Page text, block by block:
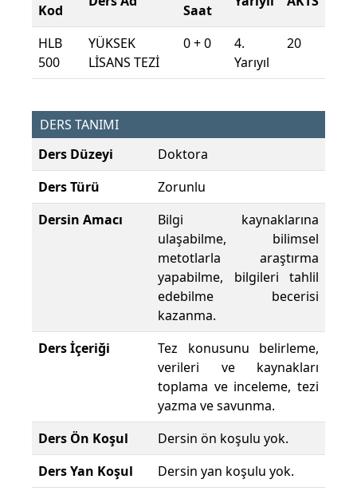
Kod
Saat
HLB
500
YÜKSEK
LİSANS TEZİ
0 + 0
4.
Yarıyıl
20
DERS TANIMI
Ders Düzeyi
Doktora
Ders Türü
Zorunlu
Dersin Amacı
Bilgi kaynaklarına
ulaşabilme, bilimsel
metotlarla araştırma
yapabilme, bilgileri tahlil
edebilme becerisi
kazanma.
Ders İçeriği
Tez konusunu belirleme,
verileri ve kaynakları
toplama ve inceleme, tezi
yazma ve savunma.
Ders Ön Koşul
Dersin ön koşulu yok.
Ders Yan Koşul
Dersin yan koşulu yok.